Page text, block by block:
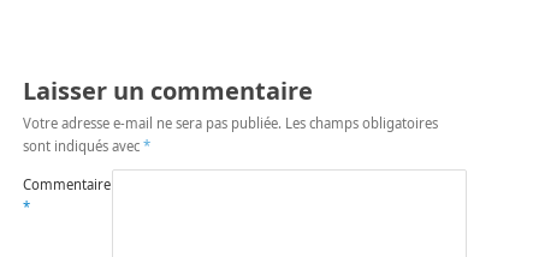
Laisser un commentaire
Votre adresse e-mail ne sera pas publiée. Les champs obligatoires
sont indiqués avec *
Commentaire
*